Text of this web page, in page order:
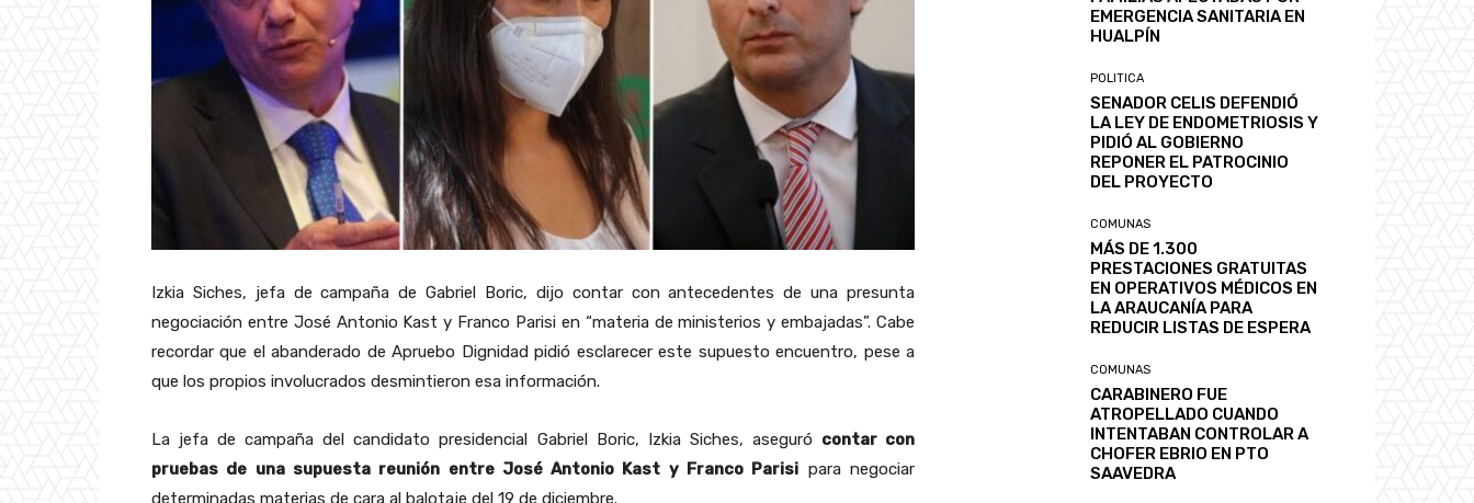
Izkia Siches, jefa de campaña de Gabriel Boric, dijo contar con antecedentes de una presunta
negociación entre José Antonio Kast y Franco Parisi en “materia de ministerios y embajadas”. Cabe
recordar que el abanderado de Apruebo Dignidad pidió esclarecer este supuesto encuentro, pese a
que los propios involucrados desmintieron esa información.
La jefa de campaña del candidato presidencial Gabriel Boric, Izkia Siches, aseguró contar con
pruebas de una supuesta reunión entre José Antonio Kast y Franco Parisi para negociar
determinadas materias de cara al balotaje del 19 de diciembre.
EMERGENCIA SANITARIA EN
HUALPÍN
POLITICA
SENADOR CELIS DEFENDIÓ
LA LEY DE ENDOMETRIOSIS Y
PIDIÓ AL GOBIERNO
REPONER EL PATROCINIO
DEL PROYECTO
COMUNAS
MÁS DE 1.300
PRESTACIONES GRATUITAS
EN OPERATIVOS MÉDICOS EN
LA ARAUCANÍA PARA
REDUCIR LISTAS DE ESPERA
COMUNAS
CARABINERO FUE
ATROPELLADO CUANDO
INTENTABAN CONTROLAR A
CHOFER EBRIO EN PTO
SAAVEDRA